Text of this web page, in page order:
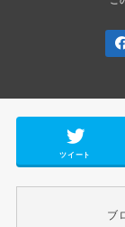
ツイート
ブ